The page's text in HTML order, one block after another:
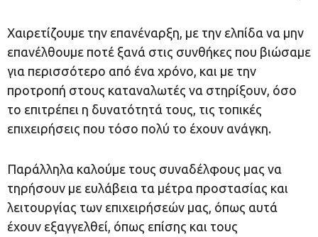
Χαιρετίζουμε την επανέναρξη, με την ελπίδα να μην
επανέλθουμε ποτέ ξανά στις συνθήκες που βιώσαμε
για περισσότερο από ένα χρόνο, και με την
προτροπή στους καταναλωτές να στηρίξουν, όσο
το επιτρέπει η δυνατότητά τους, τις τοπικές
επιχειρήσεις που τόσο πολύ το έχουν ανάγκη.
Παράλληλα καλούμε τους συναδέλφους μας να
τηρήσουν με ευλάβεια τα μέτρα προστασίας και
λειτουργίας των επιχειρήσεών μας, όπως αυτά
έχουν εξαγγελθεί, όπως επίσης και τους